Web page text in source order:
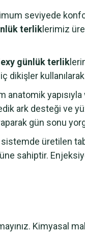
seviyede
terlik lerimiz
günlük terlik
dikişler
yapısıyla
ark desteği ve
gün sonu
üretilen
sahiptir.
Kimyasal